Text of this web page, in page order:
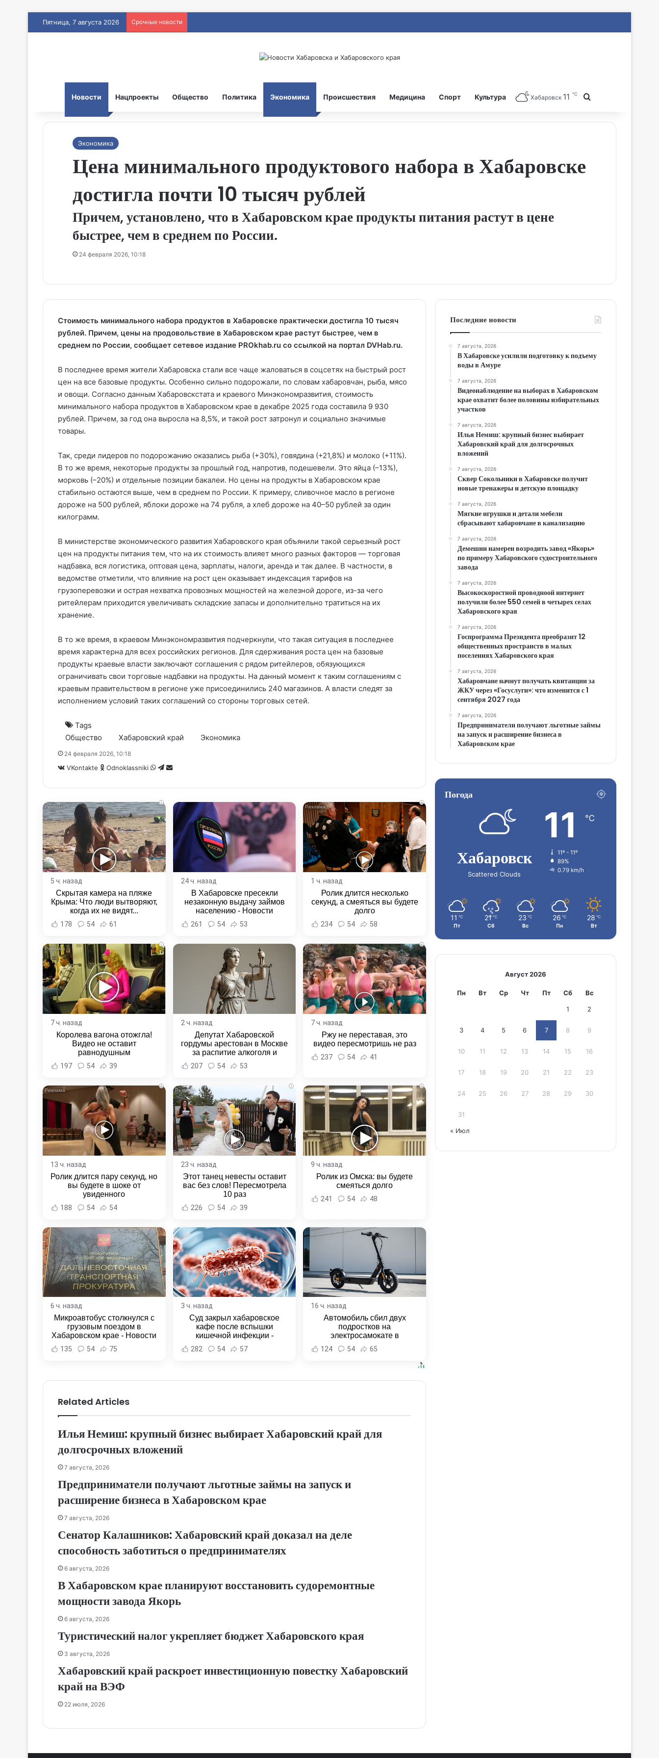
Пятница, 7 августа 2026 Срочные новости
Новости Нацпроекты Общество Политика Экономика Происшествия Медицина Спорт Культура Хабаровск 11 ℃
Экономика
Цена минимального продуктового набора в Хабаровске
достигла почти 10 тысяч рублей
Причем, установлено, что в Хабаровском крае продукты питания растут в цене
быстрее, чем в среднем по России.
24 февраля 2026, 10:18
Стоимость минимального набора продуктов в Хабаровске практически достигла 10 тысяч
рублей. Причем, цены на продовольствие в Хабаровском крае растут быстрее, чем в
среднем по России, сообщает сетевое издание PROkhab.ru со ссылкой на портал DVHab.ru.
В последнее время жители Хабаровска стали все чаще жаловаться в соцсетях на быстрый рост
цен на все базовые продукты. Особенно сильно подорожали, по словам хабаровчан, рыба, мясо
и овощи. Согласно данным Хабаровскстата и краевого Минэкономразвития, стоимость
минимального набора продуктов в Хабаровском крае в декабре 2025 года составила 9 930
рублей. Причем, за год она выросла на 8,5%, и такой рост затронул и социально значимые
товары.
Так, среди лидеров по подорожанию оказались рыба (+30%), говядина (+21,8%) и молоко (+11%).
В то же время, некоторые продукты за прошлый год, напротив, подешевели. Это яйца (–13%),
морковь (–20%) и отдельные позиции бакалеи. Но цены на продукты в Хабаровском крае
стабильно остаются выше, чем в среднем по России. К примеру, сливочное масло в регионе
дороже на 500 рублей, яблоки дороже на 74 рубля, а хлеб дороже на 40–50 рублей за один
килограмм.
В министерстве экономического развития Хабаровского края объянили такой серьезный рост
цен на продукты питания тем, что на их стоимость влияет много разных факторов — торговая
надбавка, вся логистика, оптовая цена, зарплаты, налоги, аренда и так далее. В частности, в
ведомстве отметили, что влияние на рост цен оказывает индексация тарифов на
грузоперевозки и острая нехватка провозных мощностей на железной дороге, из-за чего
ритейлерам приходится увеличивать складские запасы и дополнительно тратиться на их
хранение.
В то же время, в краевом Минэкономразвития подчеркнули, что такая ситуация в последнее
время характерна для всех российских регионов. Для сдерживания роста цен на базовые
продукты краевые власти заключают соглашения с рядом ритейлеров, обязующихся
ограничивать свои торговые надбавки на продукты. На данный момент к таким соглашениям с
краевым правительством в регионе уже присоединились 240 магазинов. А власти следят за
исполнением условий таких соглашений со стороны торговых сетей.
Tags
Общество
Хабаровский край Экономика
24 февраля 2026, 10:18
VKontakte Odnoklassniki WhatsApp
Telegram
Share
Email
i
5 ч. назад
Скрытая камера на пляже
Крыма: Что люди вытворяют,
когда их не видят...
178 54 61
24 ч. назад
В Хабаровске пресекли
незаконную выдачу займов
населению - Новости
Хабаровска и Хабаровского
края
261 54 53
i
1 ч. назад
Ролик длится несколько
секунд, а смеяться вы будете
долго
234 54 58
i
7 ч. назад
Королева вагона отожгла!
Видео не оставит
равнодушным
197 54 39
2 ч. назад
Депутат Хабаровской
гордумы арестован в Москве
за распитие алкоголя и
неповиновение полиции -
Новости Хабаровска и
207 54 53
i
7 ч. назад
Ржу не переставая, это
видео пересмотришь не раз
237 54 41
i
13 ч. назад
Ролик длится пару секунд, но
вы будете в шоке от
увиденного
188 54 54
i
23 ч. назад
Этот танец невесты оставит
вас без слов! Пересмотрела
10 раз
226 54 39
i
9 ч. назад
Ролик из Омска: вы будете
смеяться долго
241 54 48
6 ч. назад
Микроавтобус столкнулся с
грузовым поездом в
Хабаровском крае - Новости
Хабаровска и Хабаровского
края
135 54 75
3 ч. назад
Суд закрыл хабаровское
кафе после вспышки
кишечной инфекции -
Новости Хабаровска и
Хабаровского края
282 54 57
16 ч. назад
Автомобиль сбил двух
подростков на
электросамокате в
Комсомольске-на-Амуре -
Новости Хабаровска и
124 54 65
Related Articles
Илья Немиш: крупный бизнес выбирает Хабаровский край для
долгосрочных вложений
7 августа, 2026
Предприниматели получают льготные займы на запуск и
расширение бизнеса в Хабаровском крае
7 августа, 2026
Сенатор Калашников: Хабаровский край доказал на деле
способность заботиться о предпринимателях
6 августа, 2026
В Хабаровском крае планируют восстановить судоремонтные
мощности завода Якорь
6 августа, 2026
Туристический налог укрепляет бюджет Хабаровского края
3 августа, 2026
Хабаровский край раскроет инвестиционную повестку Хабаровский
край на ВЭФ
22 июля, 2026
Последние новости
7 августа, 2026
В Хабаровске усилили подготовку к подъему
воды в Амуре
7 августа, 2026
Видеонаблюдение на выборах в Хабаровском
крае охватит более половины избирательных
участков
7 августа, 2026
Илья Немиш: крупный бизнес выбирает
Хабаровский край для долгосрочных
вложений
7 августа, 2026
Сквер Сокольники в Хабаровске получит
новые тренажеры и детскую площадку
7 августа, 2026
Мягкие игрушки и детали мебели
сбрасывают хабаровчане в канализацию
7 августа, 2026
Демешин намерен возродить завод «Якорь»
по примеру Хабаровского судостроительного
завода
7 августа, 2026
Высокоскоростной проводноой интернет
получили более 550 семей в четырех селах
Хабаровского края
7 августа, 2026
Госпрограмма Президента преобразит 12
общественных пространств в малых
поселениях Хабаровского края
7 августа, 2026
Хабаровчане начнут получать квитанции за
ЖКУ через «Госуслуги»: что изменится с 1
сентября 2027 года
7 августа, 2026
Предприниматели получают льготные займы
на запуск и расширение бизнеса в
Хабаровском крае
Погода
Хабаровск
Scattered Clouds
11 ℃
11º - 11º
89%
0.79 km/h
11 ℃
Пт
21 ℃
Сб
23 ℃
Вс
26 ℃
Пн
28 ℃
Вт
Август 2026
Пн Вт Ср Чт Пт Сб Вс
1 2
3 4 5 6 7 8 9
10 11 12 13 14 15 16
17 18 19 20 21 22 23
24 25 26 27 28 29 30
31
« Июл